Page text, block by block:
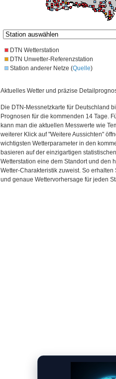
DTN Wetterstation
DTN Unwetter-Referenzstation
Station anderer Netze (Quelle)
Aktuelles Wetter und präzise
Die DTN-Messnetzkarte für Deutschland
Prognosen für die kommenden 14 Tage.
kann man die aktuellen Messwerte wie
weiterer Klick auf "Weitere Aussichten"
wichtigsten Wetterparameter in den
basieren auf der einzigartigen
Wetterstation eine dem Standort und den
Wetter-Charakteristik zuweist. So
und genaue Wettervorhersage für jeden